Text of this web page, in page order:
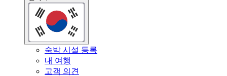
숙박 시설 등록
내 여행
고객 의견